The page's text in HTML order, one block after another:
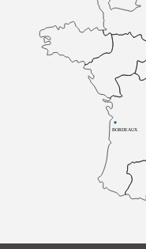
BORDEAUX